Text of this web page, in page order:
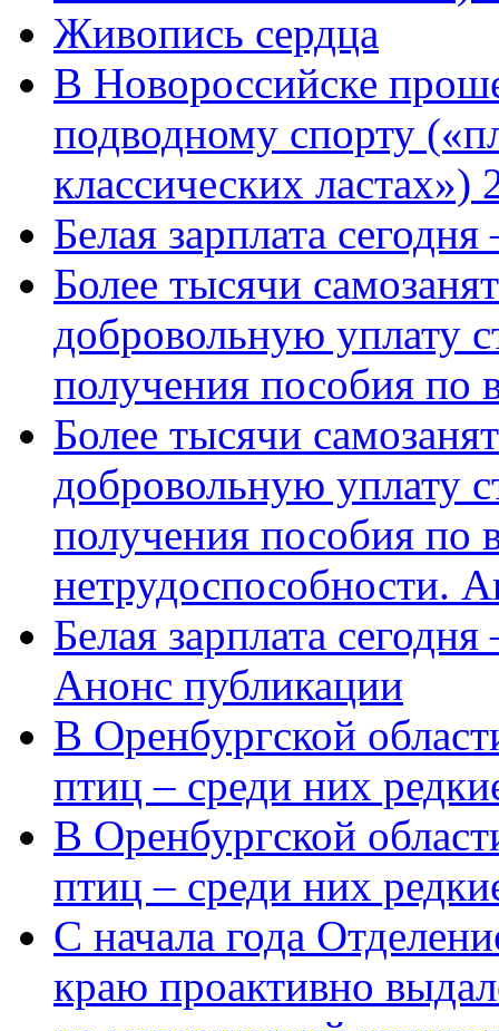
Живопись сердца
В Новороссийске
подводному спорту
классических ластах»)
Белая зарплата
Более тысячи
добровольную уплату
получения пособия по
Более тысячи
добровольную уплату
получения пособия по
нетрудоспособности.
Белая зарплата
Анонс публикации
В Оренбургской
птиц – среди них
В Оренбургской
птиц – среди них
С начала года
краю проактивно